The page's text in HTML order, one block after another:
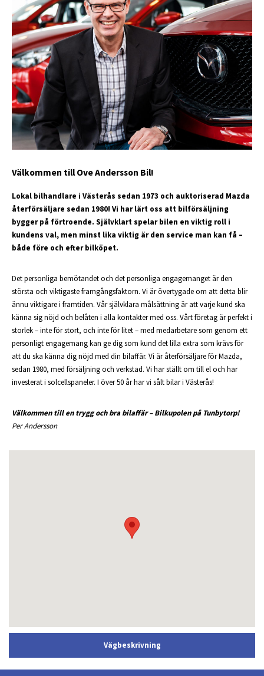
Välkommen till Ove Andersson Bil!
Lokal bilhandlare i Västerås sedan 1973 och auktoriserad Mazda
återförsäljare sedan 1980! Vi har lärt oss att bilförsäljning
bygger på förtroende. Självklart spelar bilen en viktig roll i
kundens val, men minst lika viktig är den service man kan få –
både före och efter bilköpet.
Det personliga bemötandet och det personliga engagemanget är den
största och viktigaste framgångsfaktorn. Vi är övertygade om att detta blir
ännu viktigare i framtiden. Vår självklara målsättning är att varje kund ska
känna sig nöjd och belåten i alla kontakter med oss. Vårt företag är perfekt i
storlek – inte för stort, och inte för litet – med medarbetare som genom ett
personligt engagemang kan ge dig som kund det lilla extra som krävs för
att du ska känna dig nöjd med din bilaffär. Vi är återförsäljare för Mazda,
sedan 1980, med försäljning och verkstad. Vi har ställt om till el och har
investerat i solcellspaneler. I över 50 år har vi sålt bilar i Västerås!
Välkommen till en trygg och bra bilaffär – Bilkupolen på Tunbytorp!
Per Andersson
Vägbeskrivning